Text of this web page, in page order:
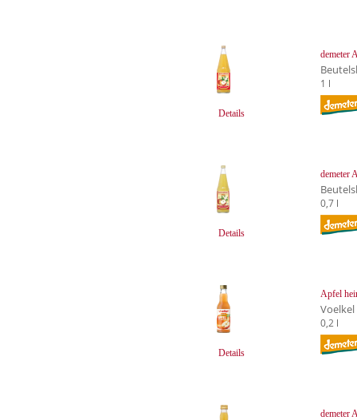
Details
demeter
1 l
Details
demeter
0,7 l
Details
Apfel
Voelkel
0,2 l
demeter